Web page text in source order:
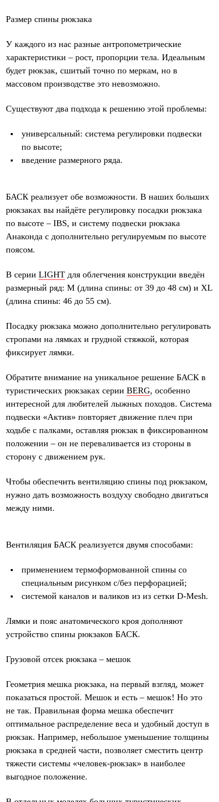
TREK
CITY
BASK juno
ИДЁМ В ПОХОД
Дневник капитана
Компания
История
Отцы основатели
Баск в вашем городе
Контроль качества
Команда Баск
Корпоративным клиентам
Услуги
Где купить
Размер спины рюкзака
У каждого из нас разные антропометрические
характеристики – рост, пропорции тела. Идеальным
будет рюкзак, сшитый точно по меркам, но в
массовом производстве это невозможно.
Существуют два подхода к решению этой проблемы:
универсальный: система регулировки подвески
по высоте;
введение размерного ряда.
БАСК реализует обе возможности. В наших больших
рюкзаках вы найдёте регулировку посадки рюкзака
по высоте – IBS, и систему подвески рюкзака
Анаконда с дополнительно регулируемым по высоте
поясом.
В серии LIGHT для облегчения конструкции введён
размерный ряд: M (длина спины: от 39 до 48 см) и XL
(длина спины: 46 до 55 см).
Посадку рюкзака можно дополнительно регулировать
стропами на лямках и грудной стяжкой, которая
фиксирует лямки.
Обратите внимание на уникальное решение БАСК в
туристических рюкзаках серии BERG, особенно
интересной для любителей лыжных походов. Система
подвески «Актив» повторяет движение плеч при
ходьбе с палками, оставляя рюкзак в фиксированном
положении – он не переваливается из стороны в
сторону с движением рук.
Чтобы обеспечить вентиляцию спины под рюкзаком,
нужно дать возможность воздуху свободно двигаться
между ними.
Вентиляция БАСК реализуется двумя способами:
применением термоформованной спины со
специальным рисунком с/без перфорацией;
системой каналов и валиков из из сетки D-Mesh.
Лямки и пояс анатомического кроя дополняют
устройство спины рюкзаков БАСК.
Грузовой отсек рюкзака – мешок
Геометрия мешка рюкзака, на первый взгляд, может
показаться простой. Мешок и есть – мешок! Но это
не так. Правильная форма мешка обеспечит
оптимальное распределение веса и удобный доступ в
рюкзак. Например, небольшое уменьшение толщины
рюкзака в средней части, позволяет сместить центр
тяжести системы «человек-рюкзак» в наиболее
выгодное положение.